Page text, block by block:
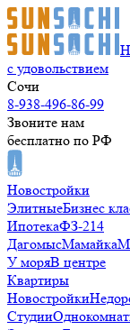
с удовольствием
Сочи
8-938-496-86-99
Звоните нам
бесплатно по РФ
Новостройки
ЭлитныеБизнес
ИпотекаФЗ-214
ДагомысМамайка
У моряВ центре
Квартиры
Новостройки
Студии